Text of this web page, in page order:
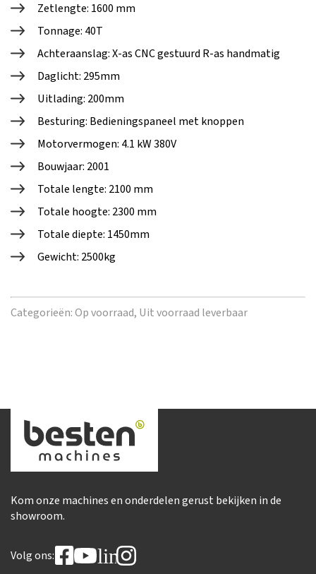
Zetlengte: 1600 mm
Tonnage: 40T
Achteraanslag: X-as CNC gestuurd R-as handmatig
Daglicht: 295mm
Uitlading: 200mm
Besturing: Bedieningspaneel met knoppen
Motorvermogen: 4.1 kW 380V
Bouwjaar: 2001
Totale lengte: 2100 mm
Totale hoogte: 2300 mm
Totale diepte: 1450mm
Gewicht: 2500kg
Categorieën:Op voorraad, Uit voorraad leverbaar
Kom onze machines en onderdelen gerust bekijken in de
showroom.
Volg ons: linkedin